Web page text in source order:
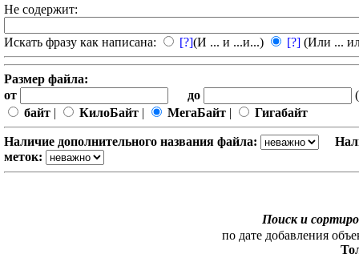
Не содержит:
Искать фразу как написана: [?](И ... и ...и...) [?] (Или ...
Размер файла:
от
до
байт | КилоБайт | МегаБайт | Гигабайт
Наличие дополнительного названия файла:
меток:
Поиск и
по дате добавления